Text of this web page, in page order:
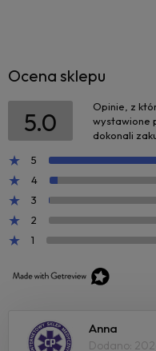
Ocena sklepu
5.0
Opinie, z
wystawione
dokonali
5
4
3
2
1
Anna
Dodano: